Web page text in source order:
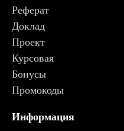
Реферат
Доклад
Проект
Курсовая
Бонусы
Промокоды
Информация